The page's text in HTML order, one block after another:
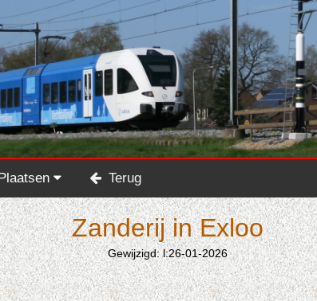
Terug
Zanderij in Exloo
Gewijzigd: l:26-01-2026